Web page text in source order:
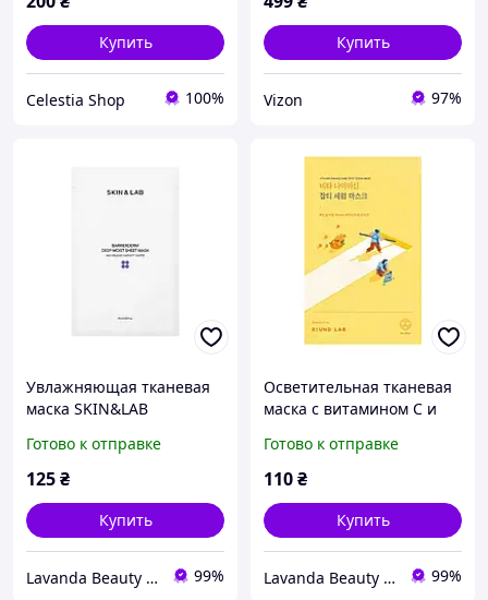
Купить
Celestia Shop 100%
Купить
Vizon 97%
Увлажняющая тканевая
маска SKIN&LAB
Moisture Sheet Mask 25 ml
Готово к отправке
125₴
Купить
Lavanda Beauty - магазин качественной косметики 99%
Осветительная тканевая
маска с витамином C и
LAB Vita Niacinamide Dark
Spot Serum Mask 20 мл
Готово к отправке
110₴
Купить
Lavanda Beauty - магазин качественной косметики 99%